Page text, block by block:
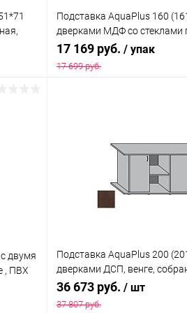
LUX
Подставка AquaPlus 160
дверками МДФ со стеклами
коробке , ПВХ
17 169 руб. / упак
17 699 руб.
Купить в 1 клик
двумя
, ПВХ
Подставка AquaPlus 200
дверками ДСП, венге,
модели аквариума LUX
36 673 руб. / шт
37 807 руб.